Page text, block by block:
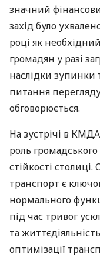
значний
захід було
році як
громадян у разі
наслідки зупинки
питання
обговорюється.
На зустрічі в
роль
стійкості
транспорт є
нормального
під час тривог
та
оптимізації